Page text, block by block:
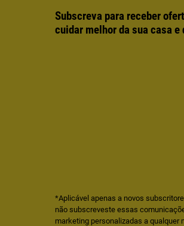
Subscreva para receber
cuidar melhor da sua casa
*Aplicável apenas a novos
não subscreveste essas
marketing personalizadas a qualquer